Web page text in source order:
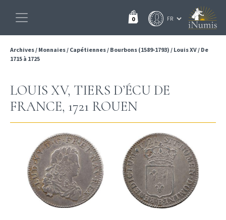
0
Archives/ Monnaies/ Capétiennes/ Bourbons (1589-1793) / Louis XV/ De
1715 à 1725
LOUIS XV, TIERS D’ÉCU DE
FRANCE, 1721 ROUEN